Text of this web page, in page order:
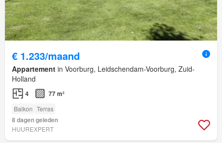
€ 1.233/maand
Appartement in Voorburg, Leidschendam-Voorburg, Zuid-
Holland
4 77 m²
Balkon Terras
8 dagen geleden
HUUREXPERT